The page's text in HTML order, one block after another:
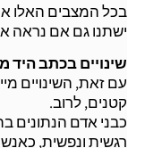
בכל המצבים האלו
ישתנו גם אם נראה
שינויים בכתב
עם זאת, השינויים
קטנים, לרוב.
כבני אדם הנתונים
רגשית ונפשית,